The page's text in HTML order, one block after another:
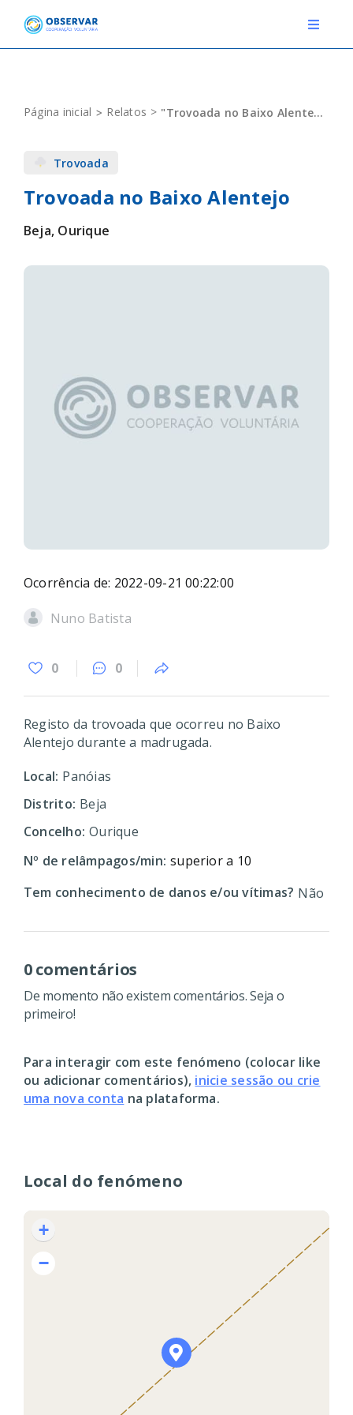
content
Toggle
EVENTOS
DEFINIÇÕES
F.A.Q.
Página inicial Relatos "Trovoada no Baixo Alentejo"
Local do fenómeno
+
−
Trovoada
Trovoada no Baixo Alentejo
Beja, Ourique
Ocorrência de: 2022-09-21 00:22:00
Nuno Batista
0 0
Registo da trovoada que ocorreu no Baixo
Alentejo durante a madrugada.
Local: Panóias
Distrito: Beja
Concelho: Ourique
Nº de relâmpagos/min: superior a 10
Tem conhecimento de danos e/ou vítimas? Não
0 comentários
De momento não existem comentários. Seja o
primeiro!
Para interagir com este fenómeno (colocar like
ou adicionar comentários), inicie sessão ou crie
uma nova conta na plataforma.